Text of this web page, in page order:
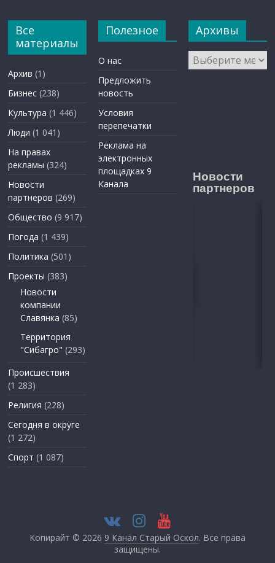
Все
материалы
Архив (1)
Бизнес (238)
Культура (1 446)
Люди (1 041)
На правах
рекламы (324)
Новости
партнеров (269)
Общество (9 917)
Погода (1 439)
Политика (501)
Проекты (383)
Новости
компании
Славянка (85)
Территория
"Сибагро" (293)
Происшествия
(1 283)
Религия (228)
Сегодня в округе
(1 272)
Спорт (1 087)
Полезное
О нас
Предложить
новость
Условия
перепечатки
Реклама на
электронных
площадках 9
Канала
Архивы
Архивы
Новости
партнеров
Копирайт © 2026 9 Канал Старый Оскол. Все права
защищены.